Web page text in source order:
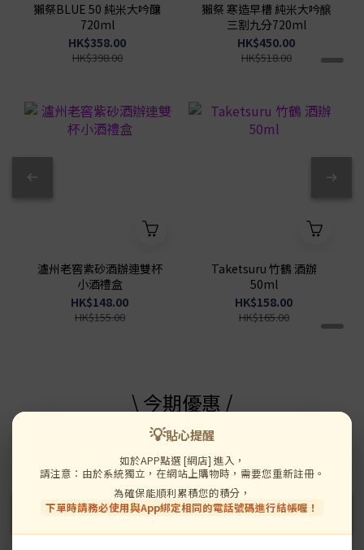
獺祭BLUE 50 純米大吟釀
720ml
HK$358.00
HK$398.00
獺祭 寒造早槽 純米大吟醸
三割九分720ml
HK$450.00
HK$518.00
瀘州老窖紫砂酒辦連雙杯
小酒禮盒
HK$148.00
HK$155.00
Taketsuru 竹鶴 酒辦
50ml
HK$158.00
HK$165.00
\ 今期優惠 /
送 濃鮑汁黃金鮑
💡貼心提醒
如於APP點選 [網店] 進入，
請注意：由於系統獨立，在網站上購物時，需要您重新註冊。
為確保能順利累積您的積分，
下單時請務必使用與App綁定相同的電話號碼進行結帳喔！